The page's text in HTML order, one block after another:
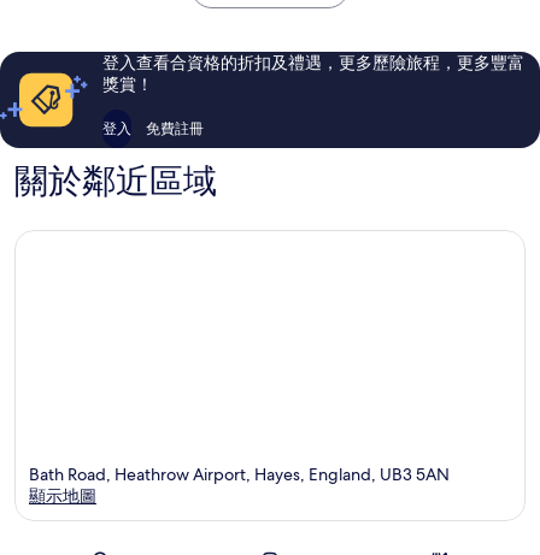
村
評
價
篇
評
評
價
登入查看合資格的折扣及禮遇，更多歷險旅程，更多豐富
獎賞！
登入 免費註冊
關於鄰近區域
Bath Road, Heathrow Airport, Hayes, England, UB3 5AN
顯示地圖